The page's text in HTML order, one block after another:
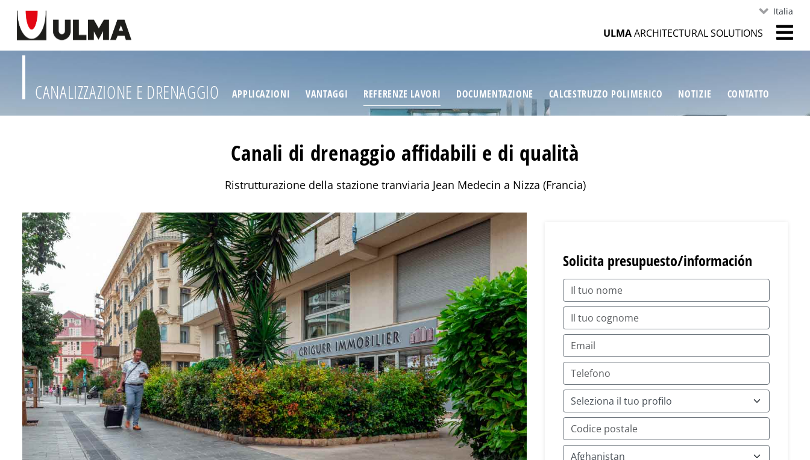
Italia
ULMAARCHITECTURAL SOLUTIONS
CANALIZZAZIONE E DRENAGGIO APPLICAZIONI VANTAGGI REFERENZE LAVORI DOCUMENTAZIONE CALCESTRUZZO POLIMERICO NOTIZIE CONTATTO
Canali di drenaggio affidabili e di qualità
Ristrutturazione della stazione tranviaria Jean Medecin a Nizza (Francia)
Solicita presupuesto/información